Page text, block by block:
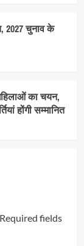
2027 चुनाव के
का चयन,
होंगी सम्मानित
Required fields